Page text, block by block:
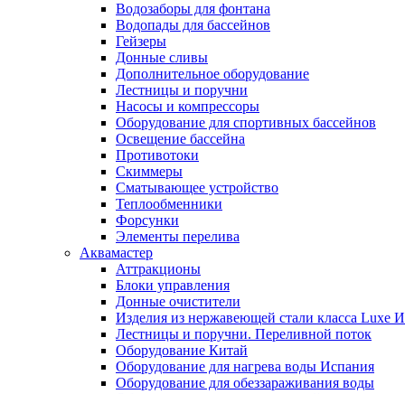
Водозаборы для фонтана
Водопады для бассейнов
Гейзеры
Донные сливы
Дополнительное оборудование
Лестницы и поручни
Насосы и компрессоры
Оборудование для спортивных бассейнов
Освещение бассейна
Противотоки
Скиммеры
Сматывающее устройство
Теплообменники
Форсунки
Элементы перелива
Аквамастер
Аттракционы
Блоки управления
Донные очистители
Изделия из нержавеющей стали класса Luxe
Лестницы и поручни. Переливной поток
Оборудование Китай
Оборудование для нагрева воды Испания
Оборудование для обеззараживания воды